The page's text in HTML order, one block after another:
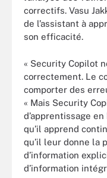
correctifs. Vasu
de l’assistant à
son efficacité.
« Security Copilot
correctement. Le
comporter des
« Mais Security
d’apprentissage
qu’il apprend
qu’il leur donne la
d’information
d’information